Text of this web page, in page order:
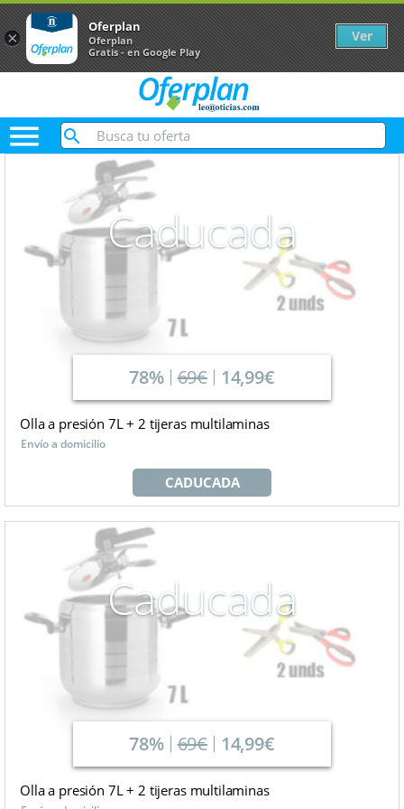

Caducada
78% 69€ 14,99€
Olla a presión 7L + 2 tijeras multilaminas
Envío a domicilio
CADUCADA
Caducada
78% 69€ 14,99€
Olla a presión 7L + 2 tijeras multilaminas
×
Oferplan
Oferplan
Gratis - en Google Play
Ver